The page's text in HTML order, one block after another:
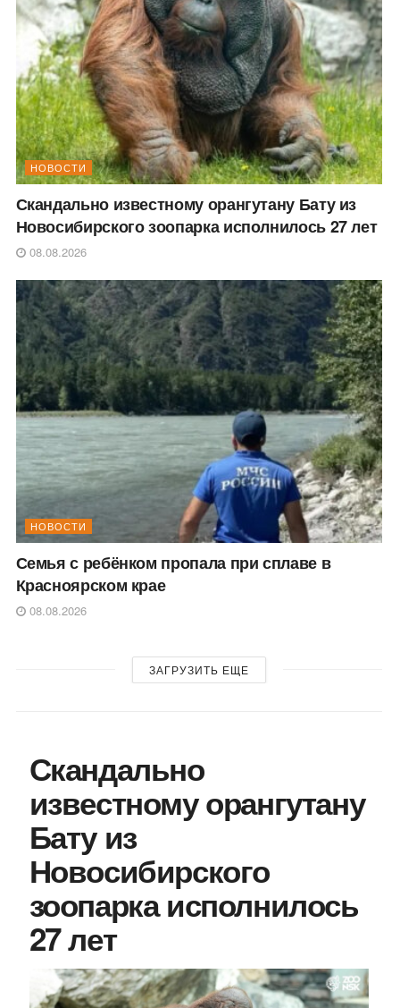
НОВОСТИ
Скандально известному орангутану Бату из
Новосибирского зоопарка исполнилось 27 лет
08.08.2026
НОВОСТИ
Семья с ребёнком пропала при сплаве в
Красноярском крае
08.08.2026
ЗАГРУЗИТЬ ЕЩЕ
Скандально
известному орангутану
Бату из
Новосибирского
зоопарка исполнилось
27 лет